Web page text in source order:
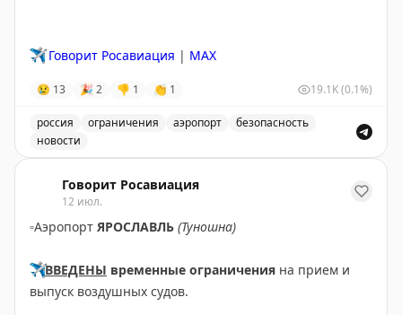
✈️ Говорит Росавиация | MAX
😢 13 🎉 2 👎 1 👏 1 19.1K(0.1%)
россия ограничения аэропорт
безопасность
новости
Говорит Росавиация
12 июл.
▫️Аэропорт ЯРОСЛАВЛЬ (Туношна)
✈️ВВЕДЕНЫ временные ограничения на прием и
выпуск воздушных судов.